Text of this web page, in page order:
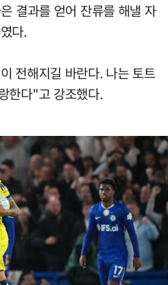
결과를 얻어 잔류를 해낼 자
다.
전해지길 바란다. 나는 토트
한다"고 강조했다.